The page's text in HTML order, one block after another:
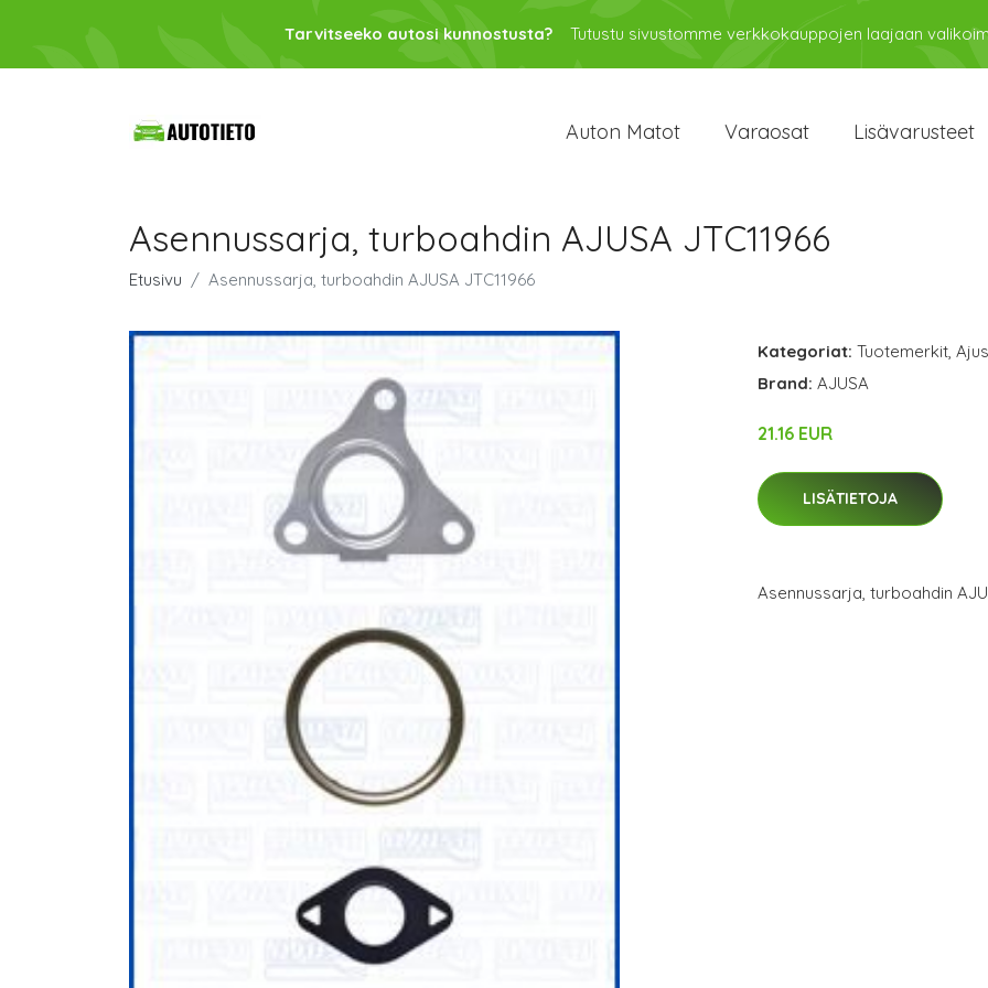
Tarvitseeko autosi kunnostusta? Tutustu sivustomme verkkokauppojen laajaan
Auton Matot Varaosat Lisävarusteet
Asennussarja, turboahdin AJUSA JTC11966
Etusivu Asennussarja, turboahdin AJUSA JTC11966
Kategoriat: Tuotemerkit,
Brand: AJUSA
21.16 EUR
LISÄTIETOJA
Asennussarja, turboahdin